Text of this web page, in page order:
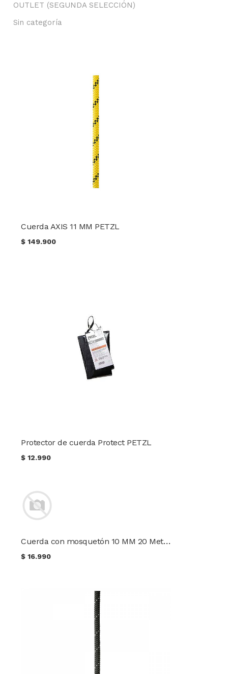
OUTLET (SEGUNDA SELECCIÓN)
Sin categoría
Cuerda AXIS 11 MM PETZL
$149.900
Protector de cuerda Protect PETZL
$12.990
Cuerda con mosquetón 10 MM 20 Metros
$16.990